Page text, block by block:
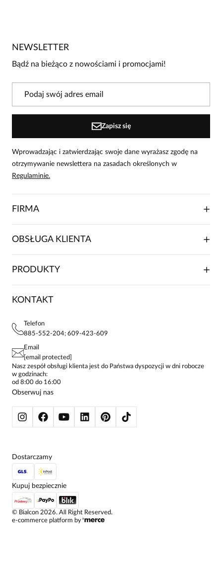
NEWSLETTER
Bądź na bieżąco z nowościami i promocjami!
Zapisz się
Wprowadzając i zatwierdzając swoje dane wyrażasz zgodę na
otrzymywanie newslettera na zasadach określonych w
Regulaminie.
FIRMA
O NAS
FRANCZYZA
KONTAKTY
OBSŁUGA KLIENTA
SKŁADANIE ZAMÓWIENIA
FAQ
POLITYKA PRYWATNOŚCI
STREFA STAŁEGO KLIENTA
PRODUKTY
SUKIENKI
KOSZULE DAMSKIE
SPODNIE DAMSKIE
ŻAKIETY I MARYNARKI
SWETRY
BLUZY
KONTAKT
Telefon
885-552-204; 609-423-609
Email
[email protected]
Nasz zespół obsługi klienta jest do Państwa dyspozycji w dni robocze
w godzinach:
od 8:00 do 16:00
Obserwuj nas
© Bialcon 2026. All Right Reserved.
e-commerce platform by
Dostarczamy
Kupuj bezpiecznie